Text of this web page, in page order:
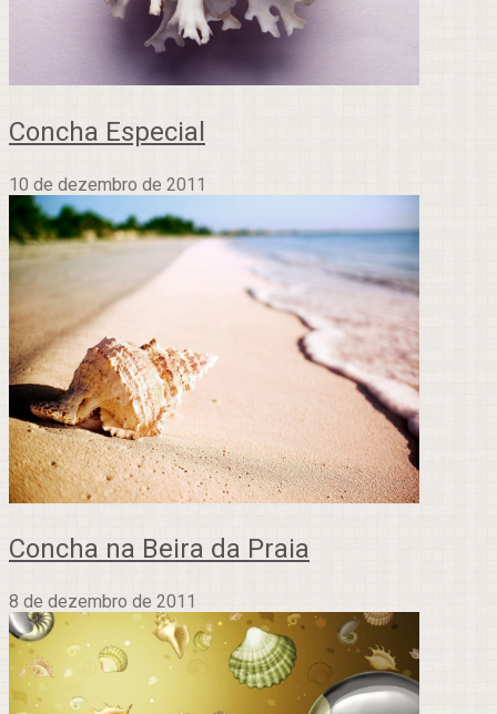
Concha Especial
10 de dezembro de 2011
Concha na Beira da Praia
8 de dezembro de 2011